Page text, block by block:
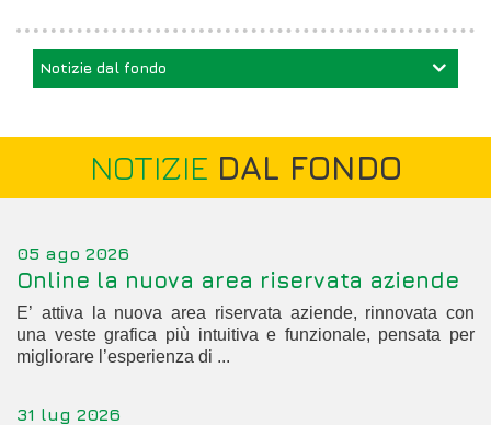
Notizie dal fondo
NOTIZIE DAL FONDO
05 ago 2026
Online la nuova area riservata aziende
E’ attiva la nuova area riservata aziende, rinnovata con
una veste grafica più intuitiva e funzionale, pensata per
migliorare l’esperienza di ...
31 lug 2026